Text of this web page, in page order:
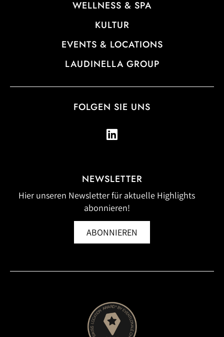
WELLNESS & SPA
KULTUR
EVENTS & LOCATIONS
LAUDINELLA GROUP
FOLGEN SIE UNS
NEWSLETTER
Hier unseren Newsletter für aktuelle Highlights
abonnieren!
ABONNIEREN